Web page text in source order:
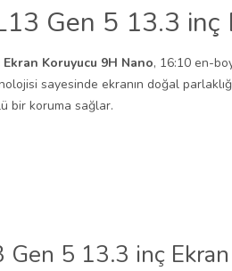
Gen 5 13.3
Koruyucu 9H Nano, 16:10 en-
sayesinde ekranın doğal
bir koruma sağlar.
5 13.3 inç